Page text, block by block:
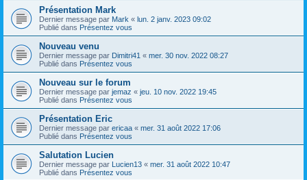
Présentation Mark
Dernier message par Mark « lun. 2 janv. 2023 09:02
Publié dans Présentez vous
Nouveau venu
Dernier message par Dimitri41 « mer. 30 nov. 2022 08:27
Publié dans Présentez vous
Nouveau sur le forum
Dernier message par jemaz « jeu. 10 nov. 2022 19:45
Publié dans Présentez vous
Présentation Eric
Dernier message par ericaa « mer. 31 août 2022 17:06
Publié dans Présentez vous
Salutation Lucien
Dernier message par Lucien13 « mer. 31 août 2022 10:47
Publié dans Présentez vous